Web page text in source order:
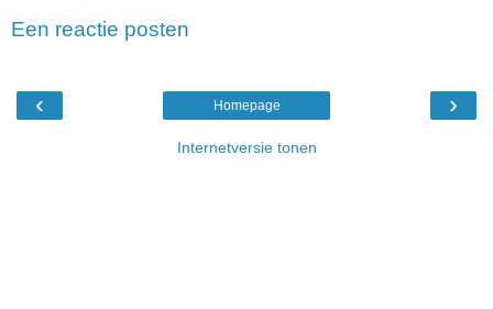
Een reactie posten
‹ ›
Homepage
Internetversie tonen